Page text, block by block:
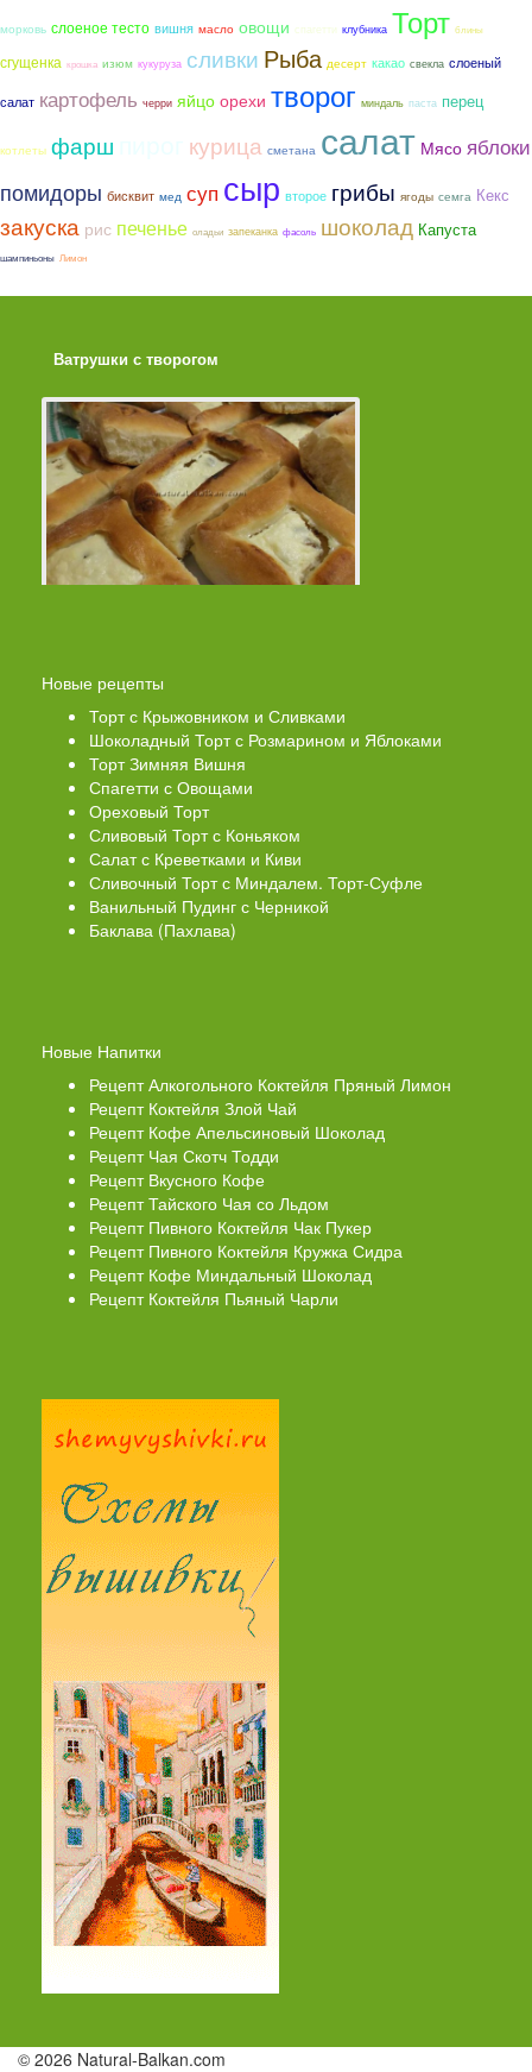
морковь слоеное тесто вишня масло овощи спагетти клубника Торт блины
сгущенка крошка изюм кукуруза сливки Рыба десерт какао свекла слоеный
салат картофель черри яйцо орехи творог миндаль паста перец
котлеты фарш курица сметана салат Мясо яблоки
помидоры бисквит мед суп сыр второе грибы ягоды семга Кекс
закуска рис печенье оладьи запеканка фасоль шоколад Капуста
шампиньоны Лимон
Ватрушки с творогом
Новые рецепты
Торт с Крыжовником и Сливками
Шоколадный Торт с Розмарином и Яблоками
Торт Зимняя Вишня
Спагетти с Овощами
Ореховый Торт
Сливовый Торт с Коньяком
Салат с Креветками и Киви
Сливочный Торт с Миндалем. Торт-Суфле
Ванильный Пудинг с Черникой
Баклава (Пахлава)
Новые Напитки
Рецепт Алкогольного Коктейля Пряный Лимон
Рецепт Коктейля Злой Чай
Рецепт Кофе Апельсиновый Шоколад
Рецепт Чая Скотч Тодди
Рецепт Вкусного Кофе
Рецепт Тайского Чая со Льдом
Рецепт Пивного Коктейля Чак Пукер
Рецепт Пивного Коктейля Кружка Сидра
Рецепт Кофе Миндальный Шоколад
Рецепт Коктейля Пьяный Чарли
© 2026 Natural-Balkan.com